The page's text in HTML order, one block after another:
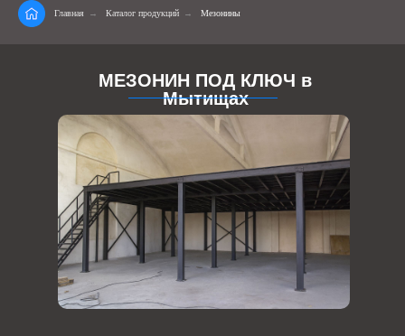
Главная → Каталог продукций → Мезонины
МЕЗОНИН ПОД КЛЮЧ в
Мытищах